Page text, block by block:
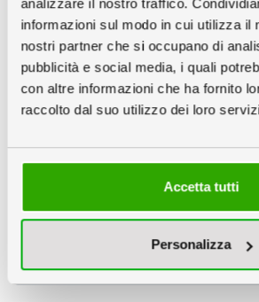
informazioni sul modo in cui utilizza il
nostri partner che si occupano di
pubblicità e social media, i quali
con altre informazioni che ha fornito
raccolto dal suo utilizzo dei loro
Accetta tutti
Personalizza